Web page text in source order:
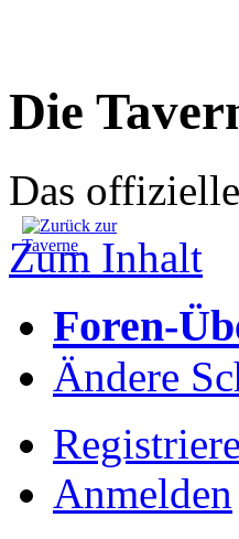
Die
Das
Zum Inhalt
Foren-
Ändere
Anmelden